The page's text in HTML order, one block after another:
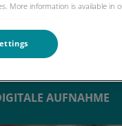
wann Sie
AUFNAHME
More information is available in